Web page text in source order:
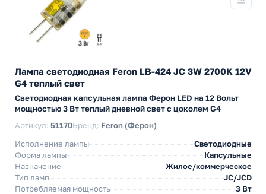
Лампа светодиодная Feron LB-424 JC 3W 2700K 12V
G4 теплый свет
Светодиодная капсульная лампа Ферон LED на 12 Вольт
мощностью 3 Вт теплый дневной свет с цоколем G4
Артикул: 51170Бренд: Feron (Ферон)
Исполнение лампы
Светодиодные
Форма лампы
Капсульные
Назначение
Жилое/коммерческое
Тип ламп
JC/JCD
Потребляемая мощность
3 Вт